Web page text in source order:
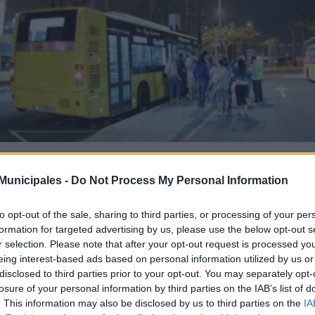
- Do Not Process My Personal Information
opt-out of the sale, sharing to third parties, or processing of your
for targeted advertising by us, please use the below opt-out
selection. Please note that after your opt-out request is processed
interest-based ads based on personal information utilized by us
to third parties prior to your opt-out. You may separately
of your personal information by third parties on the IAB’s list of
This information may also be disclosed by us to third parties on the
12/2013
Municipales refuerza el
noticia en PDF
Municipales refuerza el servicio nocturno del 31 de diciembre
Lunapara dar respuesta a la alta demanda de desplazamientos